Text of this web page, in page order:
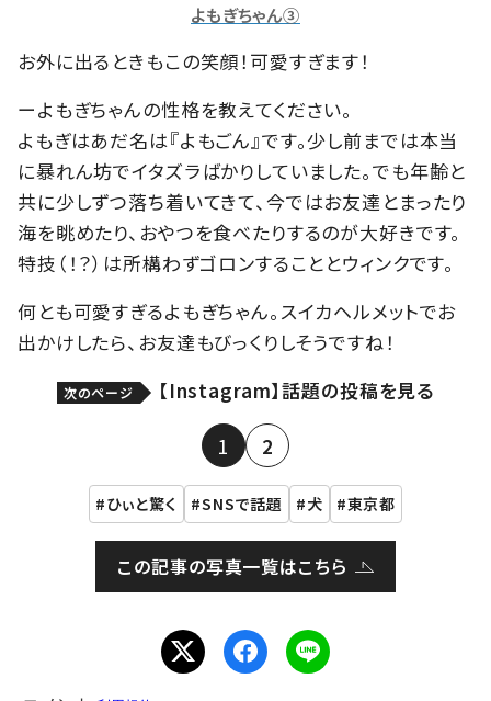
よもぎちゃん③
お外に出るときもこの笑顔！可愛すぎます！
ーよもぎちゃんの性格を教えてください。
よもぎはあだ名は『よもごん』です。少し前までは本当
に暴れん坊でイタズラばかりしていました。でも年齢と
共に少しずつ落ち着いてきて、今ではお友達とまったり
海を眺めたり、おやつを食べたりするのが大好きです。
特技（！？）は所構わずゴロンすることとウィンクです。
何とも可愛すぎるよもぎちゃん。スイカヘルメットでお
出かけしたら、お友達もびっくりしそうですね！
次のページ 【Instagram】話題の投稿を見る
1 2
ひぃと驚く SNSで話題 犬 東京都
この記事の写真一覧はこちら